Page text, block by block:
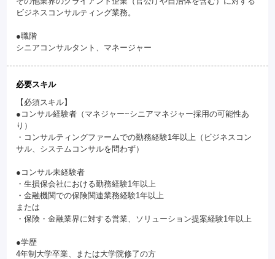
ビジネスコンサルティング業務。
●職階
シニアコンサルタント、マネージャー
必要スキル
【必須スキル】
●コンサル経験者（マネジャー~シニアマネジャー採用の可能性あ
り）
・コンサルティングファームでの勤務経験1年以上（ビジネスコン
サル、システムコンサルを問わず）
●コンサル未経験者
・生損保会社における勤務経験1年以上
・金融機関での保険関連業務経験1年以上
または
・保険・金融業界に対する営業、ソリューション提案経験1年以上
●学歴
4年制大学卒業、または大学院修了の方